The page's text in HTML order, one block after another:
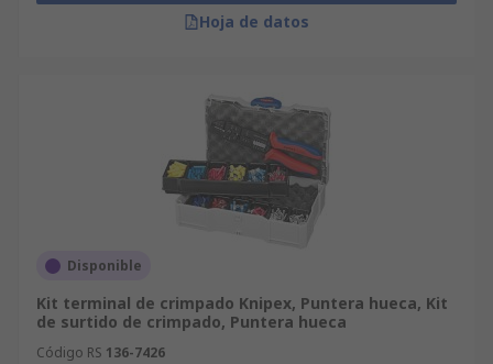
Hoja de datos
Disponible
Kit terminal de crimpado Knipex, Puntera hueca, Kit
de surtido de crimpado, Puntera hueca
Código RS 136-7426